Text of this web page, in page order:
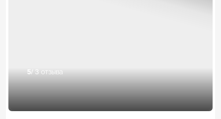
5/ 3 отзыва